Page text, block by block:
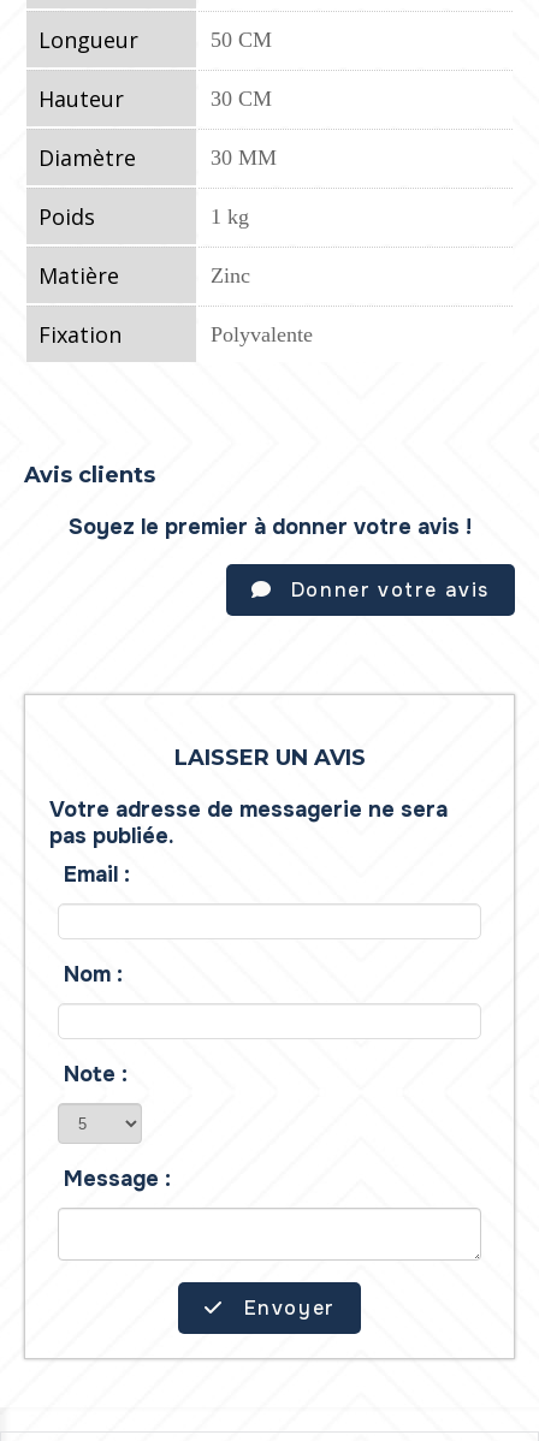
Longueur 50 CM
Hauteur 30 CM
Diamètre 30 MM
Poids 1 kg
Matière Zinc
Fixation Polyvalente
Avis clients
Soyez le premier à donner votre avis !
Donner votre avis
LAISSER UN AVIS
Votre adresse de messagerie ne sera
pas publiée.
Email :
Nom :
Note :
Message :
Envoyer